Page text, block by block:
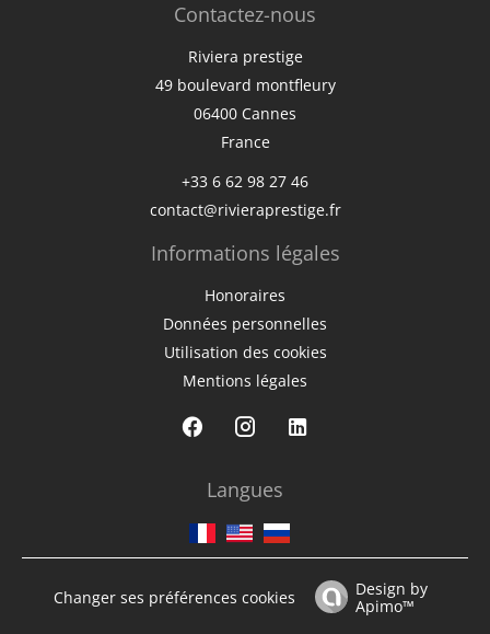
Contactez-nous
Riviera prestige
49 boulevard montfleury
06400 Cannes
France
+33 6 62 98 27 46
contact@rivieraprestige.fr
Informations légales
Honoraires
Données personnelles
Utilisation des cookies
Mentions légales
Langues
Changer ses préférences cookies
Design by
Apimo™